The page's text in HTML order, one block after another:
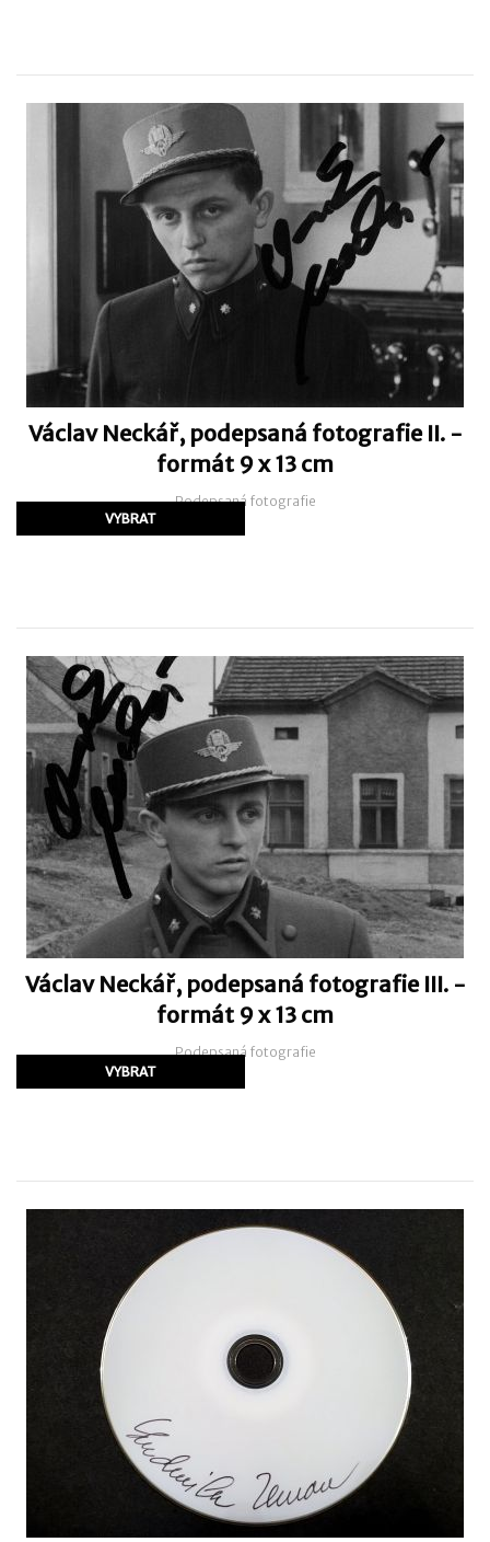
Václav Neckář, podepsaná fotografie II. -
formát 9 x 13 cm
Podepsaná fotografie
Václav Neckář, podepsaná fotografie III. -
formát 9 x 13 cm
Podepsaná fotografie